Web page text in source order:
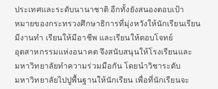
ประเทศและระดับนานาชาติ อีกทั้งยังสนองตอบเป้า
หมายของกระทรวงศึกษาธิการที่มุ่งหวังให้นักเรียนเรียน
มีงานทำ เรียนให้มีอาชีพ และเรียนให้ตอบโจทย์
อุตสาหกรรมแห่งอนาคต จึงสนับสนุนให้โรงเรียนและ
มหาวิทยาลัยทำความร่วมมือกัน โดยนำวิชาระดับ
มหาวิทยาลัยไปปูพื้นฐานให้นักเรียน เพื่อที่นักเรียนจะ